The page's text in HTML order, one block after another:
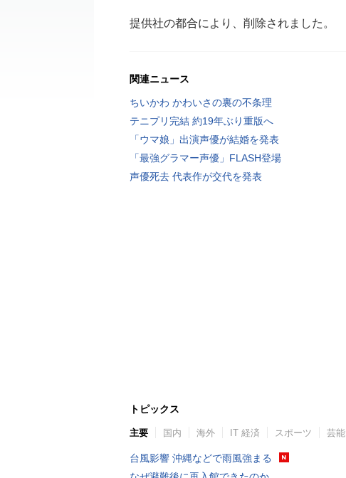
提供社の都合により、削除されました。
関連ニュース
ちいかわ かわいさの裏の不条理
テニプリ完結 約19年ぶり重版へ
「ウマ娘」出演声優が結婚を発表
「最強グラマー声優」FLASH登場
声優死去 代表作が交代を発表
トピックス
主要 国内 海外 IT 経済 スポーツ 芸能
台風影響 沖縄などで雨風強まる